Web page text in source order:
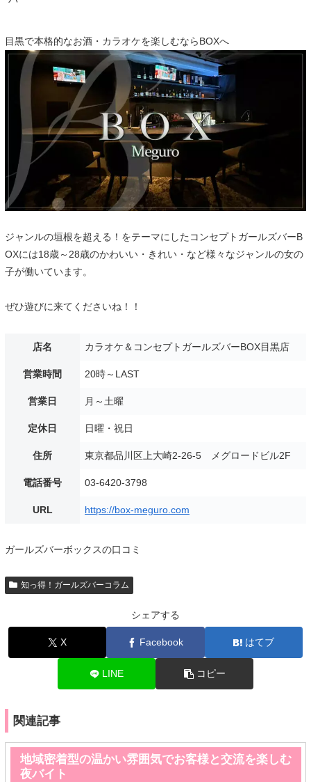
目黒で本格的なお酒・カラオケを楽しむならBOXへ
ジャンルの垣根を超える！をテーマにしたコンセプトガールズバーB
OXには18歳～28歳のかわいい・きれい・など様々なジャンルの女の
子が働いています。
ぜひ遊びに来てくださいね！！
店名 カラオケ＆コンセプトガールズバーBOX目黒店
営業時間 20時～LAST
営業日 月～土曜
定休日 日曜・祝日
住所 東京都品川区上大崎2-26-5 メグロードビル2F
電話番号 03-6420-3798
URL https://box-meguro.com
ガールズバーボックスの口コミ
知っ得！ガールズバーコラム
シェアする
X Facebook はてブ
LINE コピー
関連記事
地域密着型の温かい雰囲気でお客様と交流を楽しむ
夜バイト